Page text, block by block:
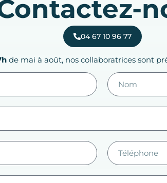
04 67 10 96 77
de mai à août, nos collaboratrices sont